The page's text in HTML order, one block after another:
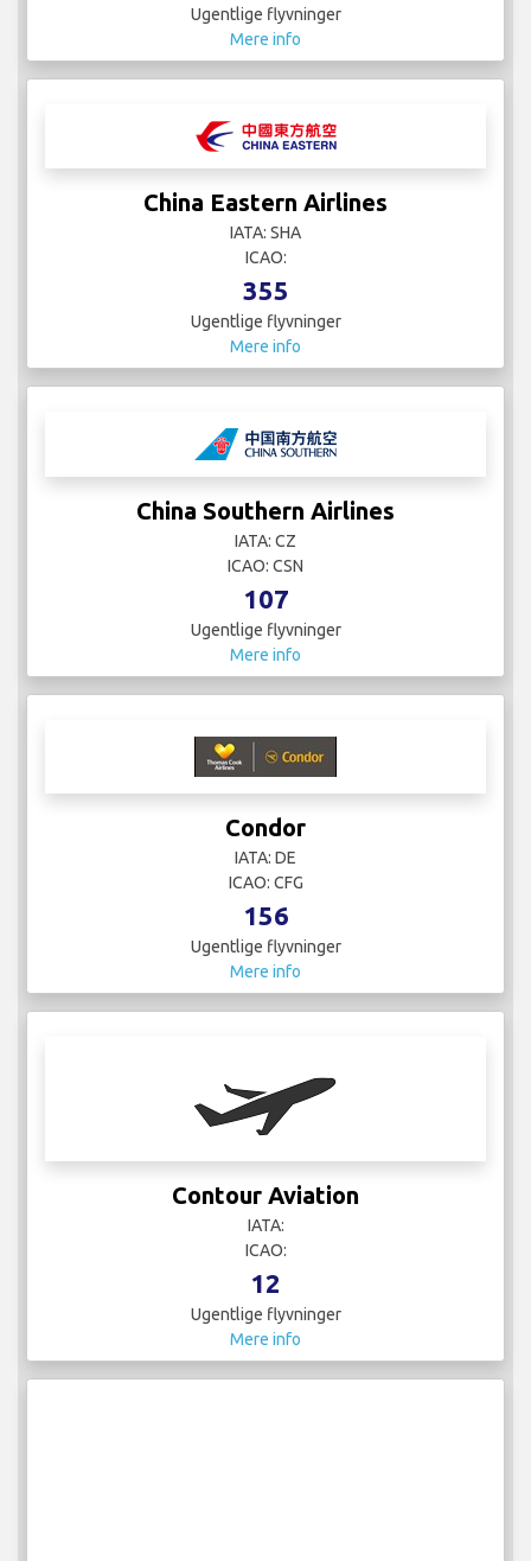
Ugentlige flyvninger
Mere info
China Eastern Airlines
IATA: SHA
ICAO:
355
Ugentlige flyvninger
Mere info
China Southern Airlines
IATA: CZ
ICAO: CSN
107
Ugentlige flyvninger
Mere info
Condor
IATA: DE
ICAO: CFG
156
Ugentlige flyvninger
Mere info
Contour Aviation
IATA:
ICAO:
12
Ugentlige flyvninger
Mere info